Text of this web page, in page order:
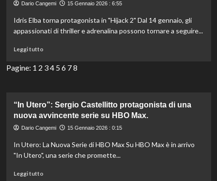
il
aprile
su
e
Max!
Dario Cangemi 15 Gennaio 2026 : 6:55
Idris Elba torna protagonista in "Hijack 2" Dal 14 gennaio, gli
appassionati di thriller e adrenalina possono tornare a seguire...
Leggi tuttoLeggi
più
esperienza
intensa
adrenalina
sfide
estreme
mondo
Pagine: 1 2 34 5 6 78
“In Utero”: Sergio Castellitto protagonista di una
nuova avvincente serie su HBO Max.
Dario Cangemi 15 Gennaio 2026 : 0:15
In Utero: La Nuova Serie di HBO Max Su HBO Max è in arrivo
"In Utero", una serie che promette...
Leggi tuttoLeggi